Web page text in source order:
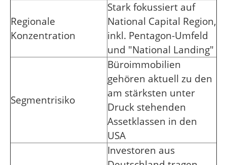
Regionale
Konzentration
Stark fokussiert auf
National Capital Region,
inkl. Pentagon-Umfeld
und "National Landing"
Segmentrisiko
Büroimmobilien
gehören aktuell zu den
am stärksten unter
Druck stehenden
Assetklassen in den
USA
Investoren aus